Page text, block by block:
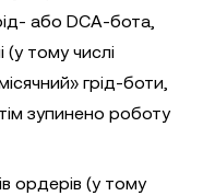
або DCA-бота,
тому числі
грід-боти,
зупинено роботу
ордерів (у тому